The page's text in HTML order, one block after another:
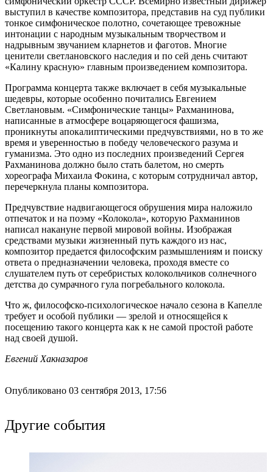
выступил в качестве композитора, представив на суд публики
тонкое симфоническое полотно, сочетающее тревожные
интонации с народным музыкальным творчеством и
надрывным звучанием кларнетов и фаготов. Многие
ценители светлановского наследия и по сей день считают
«Калину красную» главным произведением композитора.
Программа концерта также включает в себя музыкальные
шедевры, которые особенно почитались Евгением
Светлановым. «Симфонические танцы» Рахманинова,
написанные в атмосфере воцаряющегося фашизма,
проникнуты апокалиптическими предчувствиями, но в то же
время и уверенностью в победу человеческого разума и
гуманизма. Это одно из последних произведений Сергея
Рахманинова должно было стать балетом, но смерть
хореографа Михаила Фокина, с которым сотрудничал автор,
перечеркнула планы композитора.
Предчувствие надвигающегося обрушения мира наложило
отпечаток и на поэму «Колокола», которую Рахманинов
написал накануне первой мировой войны. Изображая
средствами музыки жизненный путь каждого из нас,
композитор предается философским размышлениям и поиску
ответа о предназначении человека, проходя вместе со
слушателем путь от серебристых колокольчиков солнечного
детства до сумрачного гула погребального колокола.
Что ж, философско-психологическое начало сезона в Капелле
требует и особой публики — зрелой и относящейся к
посещению такого концерта как к не самой простой работе
над своей душой.
Евгений Хакназаров
Опубликовано 03 сентября 2013, 17:56
Другие события